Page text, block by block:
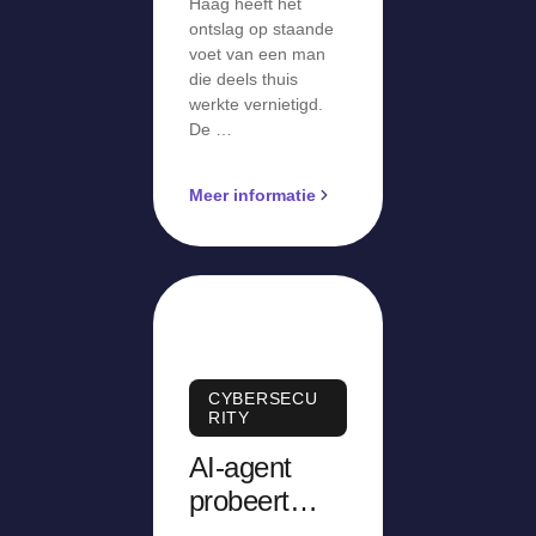
Haag heeft het
ontslag op staande
voet van een man
die deels thuis
werkte vernietigd.
De …
Meer informatie
CYBERSECU
RITY
AI-agent
probeert